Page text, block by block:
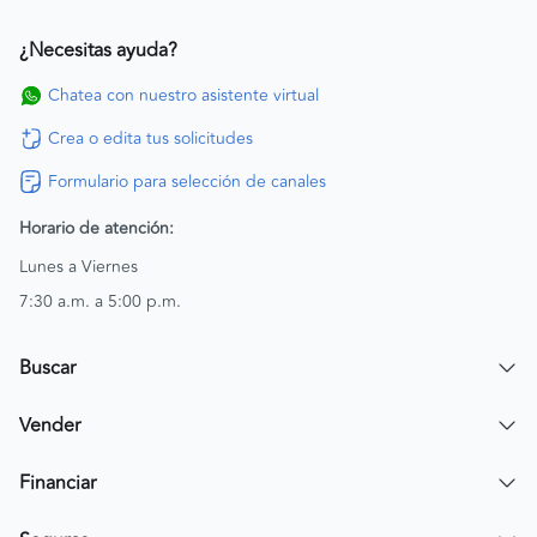
¿Necesitas ayuda?
Chatea con nuestro asistente virtual
Crea o edita tus solicitudes
Formulario para selección de canales
Horario de atención:
Lunes a Viernes
7:30 a.m. a 5:00 p.m.
Buscar
Encuentra un carro
Vender
Publicar mi vehículo
Financiar